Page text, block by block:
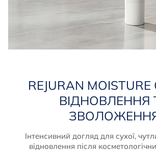
REJURAN MOISTURE
ВІДНОВЛЕННЯ
Інтенсивний догляд для сухої,
відновлення після